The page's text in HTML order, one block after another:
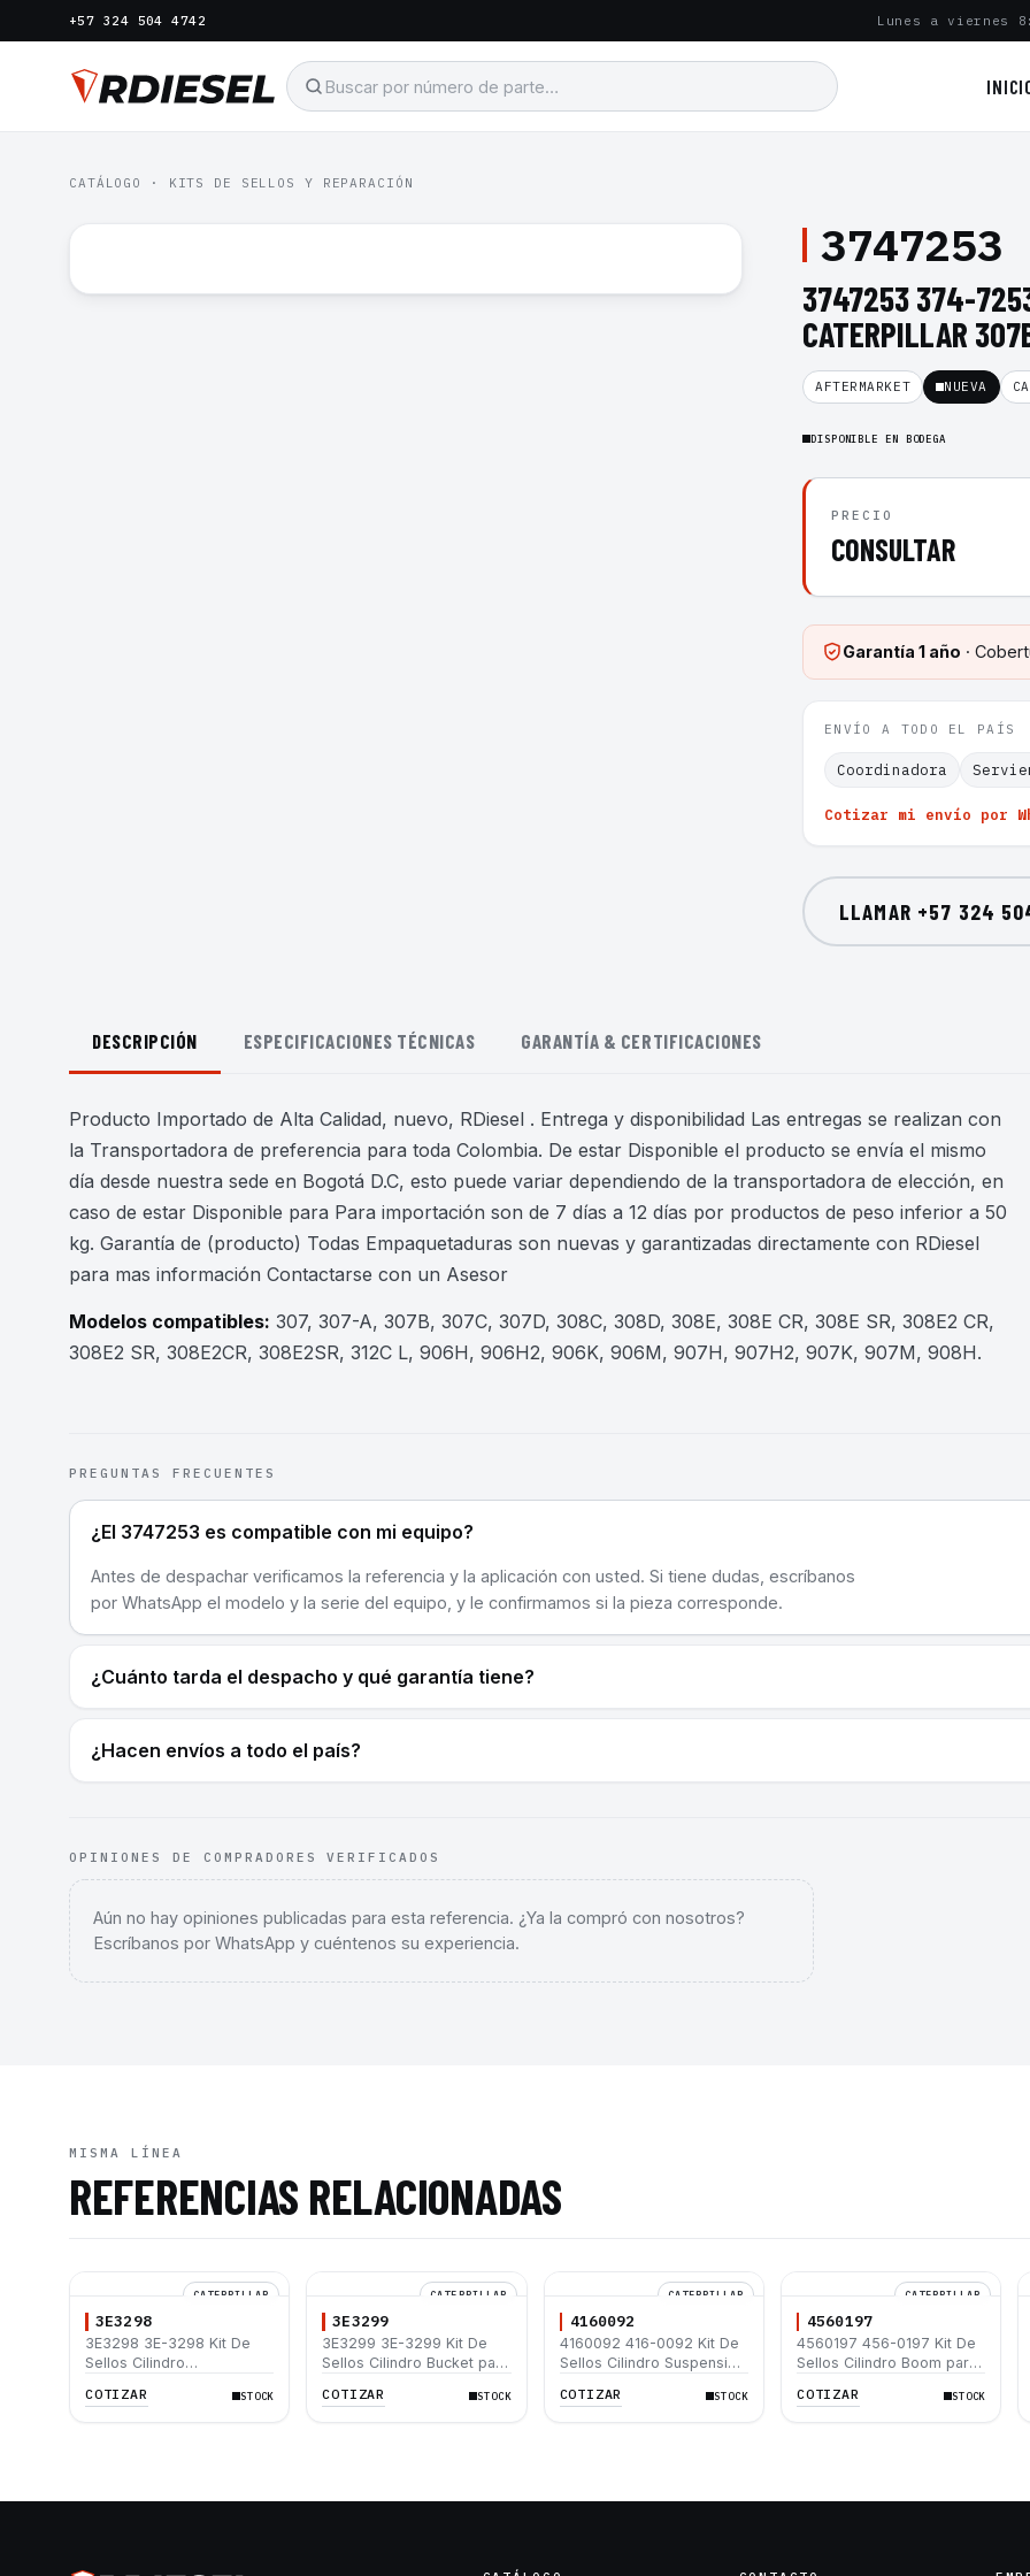
+57 324 504 4742 Lunes a viernes
CATÁLOGO · KITS DE SELLOS Y REPARACIÓN
3747253
3747253 374-7253
CATERPILLAR
AFTERMARKET NUEVA
DISPONIBLE EN BODEGA
PRECIO
CONSULTAR
Garantía 1 año ·
ENVÍO A TODO EL PAÍS
Coordinadora
Cotizar mi envío por
LLAMAR +57 324
DESCRIPCIÓN ESPECIFICACIONES TÉCNICAS GARANTÍA & CERTIFICACIONES
Producto Importado de Alta Calidad, nuevo, RDiesel . Entrega y disponibilidad Las entregas se realizan con
la Transportadora de preferencia para toda Colombia. De estar Disponible el producto se envía el mismo
día desde nuestra sede en Bogotá D.C, esto puede variar dependiendo de la transportadora de elección, en
caso de estar Disponible para Para importación son de 7 días a 12 días por productos de peso inferior a 50
kg. Garantía de (producto) Todas Empaquetaduras son nuevas y garantizadas directamente con RDiesel
para mas información Contactarse con un Asesor
Modelos compatibles: 307, 307-A, 307B, 307C, 307D, 308C, 308D, 308E, 308E CR, 308E SR, 308E2 CR,
308E2 SR, 308E2CR, 308E2SR, 312C L, 906H, 906H2, 906K, 906M, 907H, 907H2, 907K, 907M, 908H.
PREGUNTAS FRECUENTES
¿El 3747253 es compatible con mi equipo?
Antes de despachar verificamos la referencia y la aplicación con usted. Si tiene dudas, escríbanos
por WhatsApp el modelo y la serie del equipo, y le confirmamos si la pieza corresponde.
¿Cuánto tarda el despacho y qué garantía tiene?
¿Hacen envíos a todo el país?
OPINIONES DE COMPRADORES VERIFICADOS
Aún no hay opiniones publicadas para esta referencia. ¿Ya la compró con nosotros?
Escríbanos por WhatsApp y cuéntenos su experiencia.
MISMA LÍNEA
REFERENCIAS RELACIONADAS
CATERPILLAR
3E3298
3E3298 3E-3298 Kit De
Sellos Cilindro
416 416C 426 426C 428
COTIZAR STOCK
CATERPILLAR
3E3299
3E3299 3E-3299 Kit De
Sellos Cilindro Bucket para
428B 428C 438C
COTIZAR STOCK
CATERPILLAR
4160092
4160092 416-0092 Kit De
Sellos Cilindro Suspension
740
COTIZAR STOCK
CATERPILLAR
4560197
4560197 456-0197 Kit De
Sellos Cilindro Boom para
320D2 320D2 L
COTIZAR STOCK